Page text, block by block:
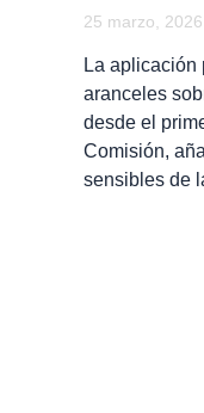
25 marzo, 2026
La
aranceles
desde el
Comisión,
sensibles de